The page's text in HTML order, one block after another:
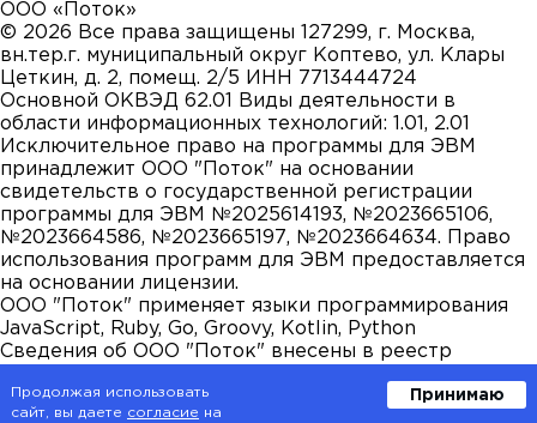
ООО «Поток»
© 2026 Все права защищены
127299, г. Москва,
вн.тер.г. муниципальный округ Коптево, ул. Клары
Цеткин, д. 2, помещ. 2/5 ИНН 7713444724
Основной ОКВЭД 62.01
Виды деятельности в
области информационных технологий: 1.01, 2.01
Исключительное право на программы для ЭВМ
принадлежит ООО "Поток" на основании
свидетельств о государственной регистрации
программы для ЭВМ №2025614193, №2023665106,
№2023664586, №2023665197, №2023664634. Право
использования программ для ЭВМ предоставляется
на основании лицензии.
ООО "Поток" применяет языки программирования
JavaScript, Ruby, Go, Groovy, Kotlin, Python
Сведения об ООО "Поток" внесены в реестр
деятельность в области информационных
Продолжая использовать
сайт, вы даете согласие на
Принимаю